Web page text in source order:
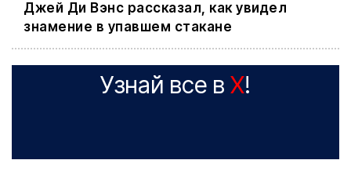
Джей Ди Вэнс рассказал, как увидел
знамение в упавшем стакане
Узнай все в X!